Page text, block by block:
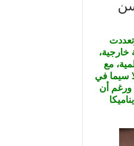
مع
سيما في
ورغم أن